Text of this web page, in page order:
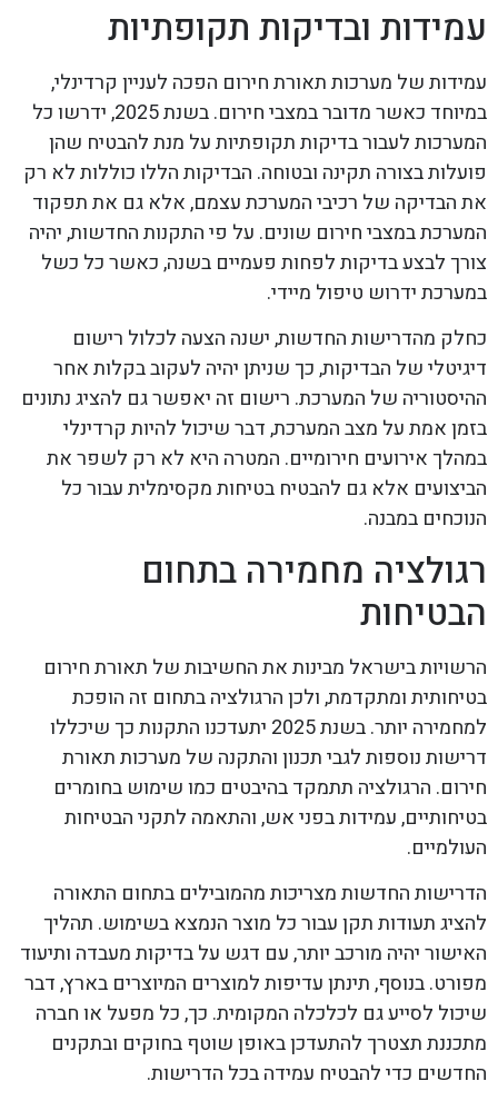
עמידות ובדיקות תקופתיות
עמידות של מערכות תאורת חירום הפכה לעניין קרדינלי,
במיוחד כאשר מדובר במצבי חירום. בשנת 2025, ידרשו כל
המערכות לעבור בדיקות תקופתיות על מנת להבטיח שהן
פועלות בצורה תקינה ובטוחה. הבדיקות הללו כוללות לא רק
את הבדיקה של רכיבי המערכת עצמם, אלא גם את תפקוד
המערכת במצבי חירום שונים. על פי התקנות החדשות, יהיה
צורך לבצע בדיקות לפחות פעמיים בשנה, כאשר כל כשל
במערכת ידרוש טיפול מיידי.
כחלק מהדרישות החדשות, ישנה הצעה לכלול רישום
דיגיטלי של הבדיקות, כך שניתן יהיה לעקוב בקלות אחר
ההיסטוריה של המערכת. רישום זה יאפשר גם להציג נתונים
בזמן אמת על מצב המערכת, דבר שיכול להיות קרדינלי
במהלך אירועים חירומיים. המטרה היא לא רק לשפר את
הביצועים אלא גם להבטיח בטיחות מקסימלית עבור כל
הנוכחים במבנה.
רגולציה מחמירה בתחום
הבטיחות
הרשויות בישראל מבינות את החשיבות של תאורת חירום
בטיחותית ומתקדמת, ולכן הרגולציה בתחום זה הופכת
למחמירה יותר. בשנת 2025 יתעדכנו התקנות כך שיכללו
דרישות נוספות לגבי תכנון והתקנה של מערכות תאורת
חירום. הרגולציה תתמקד בהיבטים כמו שימוש בחומרים
בטיחותיים, עמידות בפני אש, והתאמה לתקני הבטיחות
העולמיים.
הדרישות החדשות מצריכות מהמובילים בתחום התאורה
להציג תעודות תקן עבור כל מוצר הנמצא בשימוש. תהליך
האישור יהיה מורכב יותר, עם דגש על בדיקות מעבדה ותיעוד
מפורט. בנוסף, תינתן עדיפות למוצרים המיוצרים בארץ, דבר
שיכול לסייע גם לכלכלה המקומית. כך, כל מפעל או חברה
מתכננת תצטרך להתעדכן באופן שוטף בחוקים ובתקנים
החדשים כדי להבטיח עמידה בכל הדרישות.